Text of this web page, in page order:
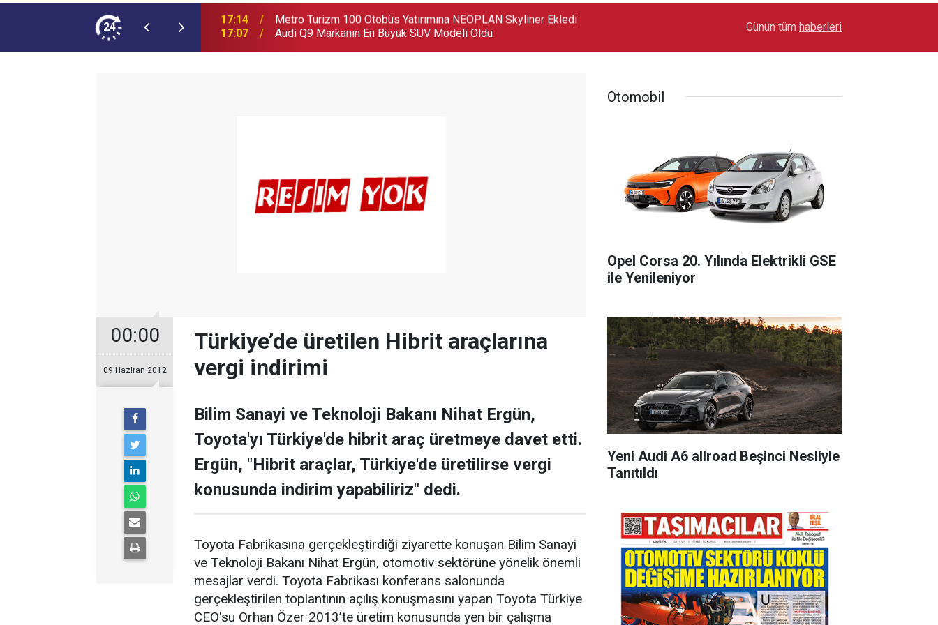
24
NEOPLAN Skyliner Ekledi 17:07 Audi Q9 Markanın En Büyük SUV Modeli Oldu Toyota Otomotiv Sanayi Türkiye Üretime Ara
Günün tüm haberleri
00:00
09 Haziran 2012
Türkiye’de üretilen Hibrit araçlarına
vergi indirimi
Bilim Sanayi ve Teknoloji Bakanı Nihat Ergün,
Toyota'yı Türkiye'de hibrit araç üretmeye davet etti.
Ergün, "Hibrit araçlar, Türkiye'de üretilirse vergi
konusunda indirim yapabiliriz" dedi.
Toyota Fabrikasına gerçekleştirdiği ziyarette konuşan Bilim Sanayi
ve Teknoloji Bakanı Nihat Ergün, otomotiv sektörüne yönelik önemli
mesajlar verdi. Toyota Fabrikası konferans salonunda
gerçekleştirilen toplantının açılış konuşmasını yapan Toyota Türkiye
CEO'su Orhan Özer 2013’te üretim konusunda yen bir çalışma
Otomobil
Opel Corsa 20. Yılında Elektrikli GSE
ile Yenileniyor
Yeni Audi A6 allroad Beşinci Nesliyle
Tanıtıldı